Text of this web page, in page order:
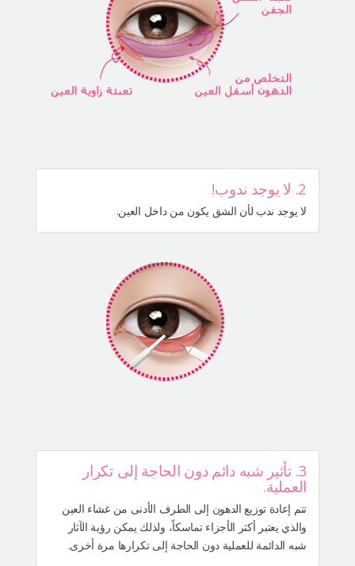
2. لا يوجد ندوب!
لا يوجد ندب لأن الشق يكون من داخل العين.
3. تأثير شبه دائم دون الحاجة إلى تكرار
العملية.
تتم إعادة توزيع الدهون إلى الطرف الأدنى من غشاء العين
والذي يعتبر أكثر الأجزاء تماسكاً، ولذلك يمكن رؤية الآثار
شبه الدائمة للعملية دون الحاجة إلى تكرارها مرة أخرى.